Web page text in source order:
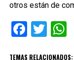
otros están de
TEMAS RELACIONADOS: